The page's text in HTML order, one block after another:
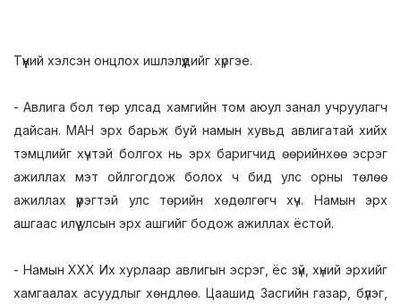
Түүний хэлсэн онцлох ишлэлүүдийг хүргэе.
- Авлига бол төр улсад хамгийн том аюул занал учруулагч
дайсан. МАН эрх барьж буй намын хувьд авлигатай хийх
тэмцлийг хүчтэй болгох нь эрх баригчид өөрийнхөө эсрэг
ажиллах мэт ойлгогдож болох ч бид улс орны төлөө
ажиллах үүрэгтэй улс төрийн хөдөлгөгч хүч. Намын эрх
ашгаас илүү улсын эрх ашгийг бодож ажиллах ёстой.
- Намын ХХХ Их хурлаар авлигын эсрэг, ёс зүй, хүний эрхийг
хамгаалах асуудлыг хөндлөө. Цаашид Засгийн газар, бүлэг,